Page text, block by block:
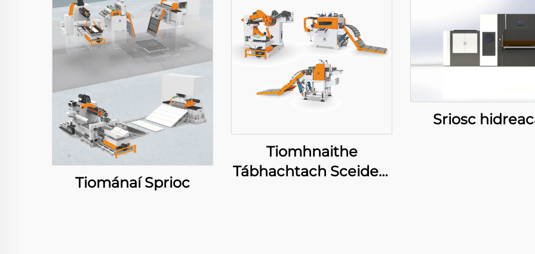
Tiománaí Sprioc
Tiomhnaithe
Tábhachtach Sceideal
Sriosc